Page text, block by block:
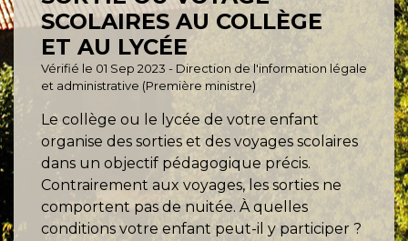
SCOLAIRES AU COLLÈGE
ET AU LYCÉE
Vérifié le 01 Sep 2023 - Direction de l'information légale
et administrative (Première ministre)
Le collège ou le lycée de votre enfant
organise des sorties et des voyages scolaires
dans un objectif pédagogique précis.
Contrairement aux voyages, les sorties ne
comportent pas de nuitée. À quelles
conditions votre enfant peut-il y participer ?